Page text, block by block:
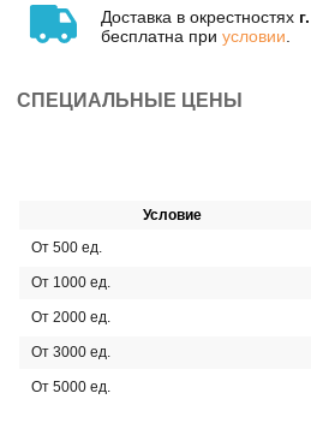
Доставка в окрестностях
бесплатна при условии
СПЕЦИАЛЬНЫЕ ЦЕНЫ
Условие
От 500 ед.
От 1000 ед.
От 2000 ед.
От 3000 ед.
От 5000 ед.